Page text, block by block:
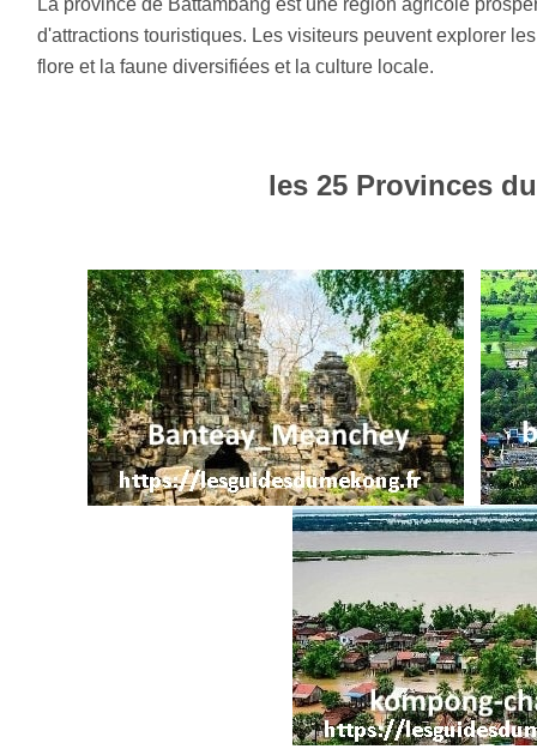
d'attractions touristiques. Les visiteurs peuvent explorer
flore et la faune diversifiées et la culture locale.
les 25 Provinces